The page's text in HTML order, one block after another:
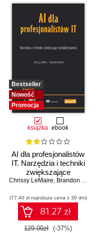
Bestseller
Nowość
Promocja
książka ebook
AI dla profesjonalistów
IT. Narzędzia i techniki
zwiększające
produktywność
Chrissy LeMaire, Brandon Abshire
(77,40 zł najniższa cena z 30 dni)
81.27 zł
129.00zł (-37%)